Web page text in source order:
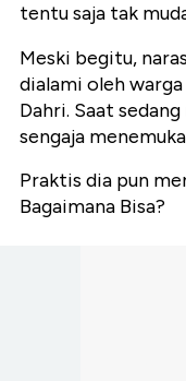
tentu saja tak
Meski begitu,
dialami oleh
Dahri. Saat
sengaja
Praktis dia pun
Bagaimana Bisa?